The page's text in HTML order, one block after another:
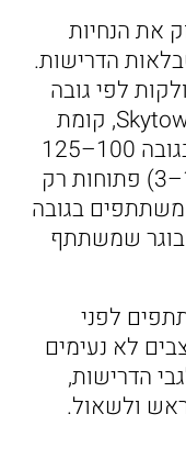
את הנחיות
הדרישות.
לפי גובה
המשתתפים. לדוגמה, ב-Skytown TLV, קומת
הקרקע מתאימה למשתתפים בגובה 100–125
ס"מ, ואילו הקומות העליונות (1–3) פתוחות רק
גובה 125 ס"מ. משתתפים בגובה
מבוגר שמשתתף
לפני
לא נעימים
הדרישות,
ולשאול.